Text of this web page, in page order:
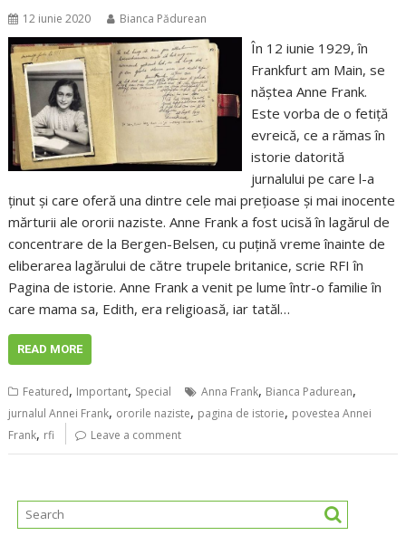
12 iunie 2020 Bianca Pădurean
În 12 iunie 1929, în
Frankfurt am Main, se
năștea Anne Frank.
Este vorba de o fetiță
evreică, ce a rămas în
istorie datorită
jurnalului pe care l-a
ținut și care oferă una dintre cele mai prețioase și mai inocente
mărturii ale ororii naziste. Anne Frank a fost ucisă în lagărul de
concentrare de la Bergen-Belsen, cu puțină vreme înainte de
eliberarea lagărului de către trupele britanice, scrie RFI în
Pagina de istorie. Anne Frank a venit pe lume într-o familie în
care mama sa, Edith, era religioasă, iar tatăl…
READ MORE
Featured, Important, Special Anna Frank, Bianca Padurean,
jurnalul Annei Frank, ororile naziste, pagina de istorie, povestea Annei
Frank, rfi Leave a comment